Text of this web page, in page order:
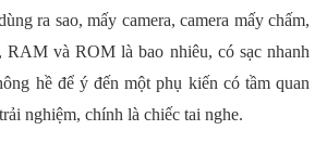
ra sao, mấy camera, camera mấy chấm,
RAM và ROM là bao nhiêu, có sạc nhanh
hề để ý đến một phụ kiến có tầm quan
nghiệm, chính là chiếc tai nghe.